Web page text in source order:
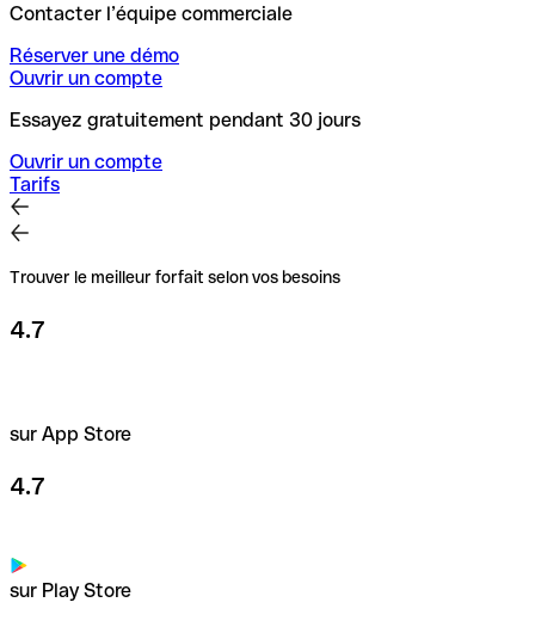
Contacter l’équipe commerciale
Réserver une démo
Ouvrir un compte
Essayez gratuitement pendant 30 jours
Ouvrir un compte
Tarifs
Trouver le meilleur forfait selon vos besoins
4.7
sur App Store
4.7
sur Play Store